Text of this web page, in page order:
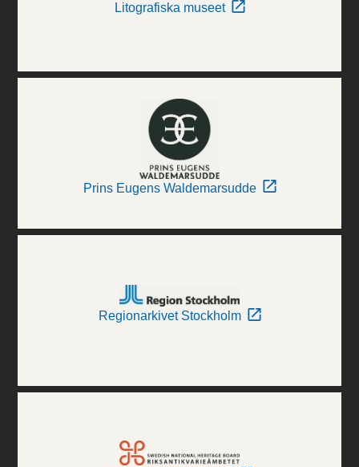
Litografiska museet
Prins Eugens Waldemarsudde
Regionarkivet Stockholm